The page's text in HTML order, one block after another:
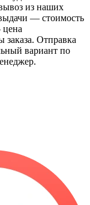
из наших
— стоимость
цена
заказа. Отправка
вариант по